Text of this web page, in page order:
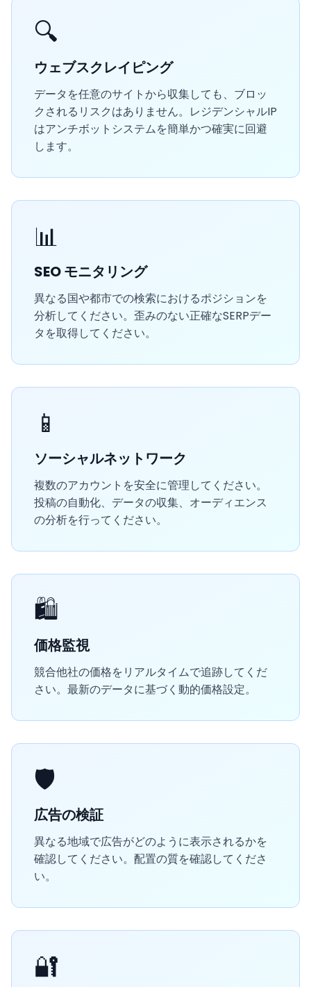
🔍
ウェブスクレイピング
データを任意のサイトから収集しても、ブロッ
クされるリスクはありません。レジデンシャルIP
はアンチボットシステムを簡単かつ確実に回避
します。
📊
SEO モニタリング
異なる国や都市での検索におけるポジションを
分析してください。歪みのない正確なSERPデー
タを取得してください。
📱
ソーシャルネットワーク
複数のアカウントを安全に管理してください。
投稿の自動化、データの収集、オーディエンス
の分析を行ってください。
🛍️
価格監視
競合他社の価格をリアルタイムで追跡してくだ
さい。最新のデータに基づく動的価格設定。
🛡️
広告の検証
異なる地域で広告がどのように表示されるかを
確認してください。配置の質を確認してくださ
い。
🔐